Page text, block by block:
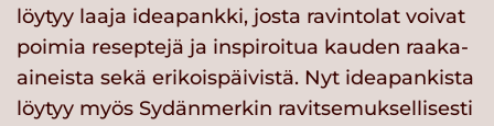
löytyy laaja ideapankki, josta ravintolat voivat
poimia reseptejä ja inspiroitua kauden raaka-
aineista sekä erikoispäivistä. Nyt ideapankista
löytyy myös Sydänmerkin ravitsemuksellisesti